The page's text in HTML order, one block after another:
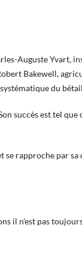
Auguste Yvart,
Bakewell,
du
succès est tel que
se rapproche par
il n'est pas